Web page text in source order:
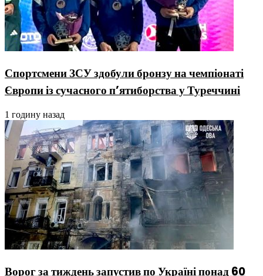
Спортсмени ЗСУ здобули бронзу на чемпіонаті
Європи із сучасного п’ятиборства у Туреччині
1 годину назад
Ворог за тиждень запустив по Україні понад 60